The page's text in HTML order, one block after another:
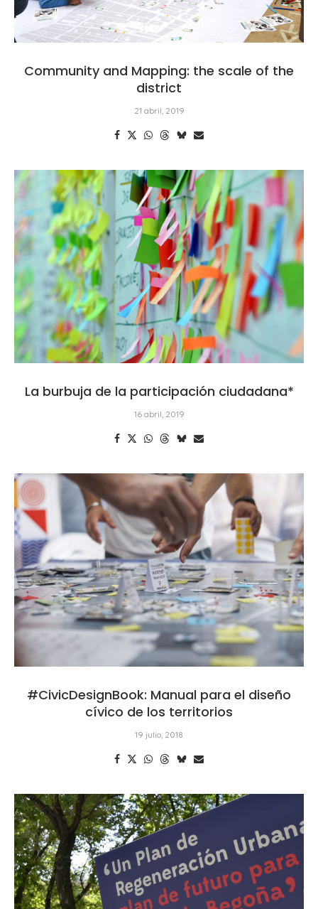
Community and Mapping: the scale of the
district
21 abril, 2019
La burbuja de la participación ciudadana*
16 abril, 2019
#CivicDesignBook: Manual para el diseño
cívico de los territorios
19 julio, 2018